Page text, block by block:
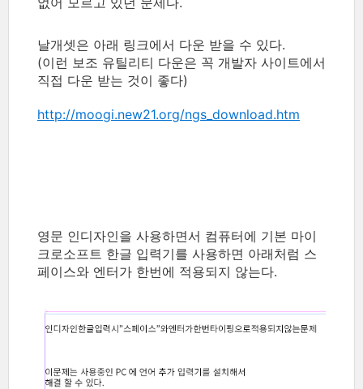
날개셋은 아래 링크에서 다운 받을 수 있다.
(이런 보조 유틸리티 다운은 꼭 개발자 사이트에서
직접 다운 받는 것이 좋다)
http://moogi.new21.org/ngs_download.htm
영문 인디자인을 사용하면서 컴퓨터에 기본 마이
크로소프트 한글 입력기를 사용하면 아래처럼 스
페이스와 엔터가 한번에 적용되지 않는다.